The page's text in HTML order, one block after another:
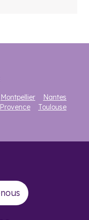
Montpellier
Nantes
Toulouse